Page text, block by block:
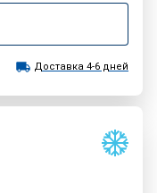
Доставка 4-6 дней